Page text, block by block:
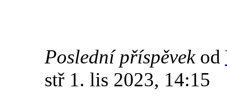
Poslední příspěvekod
stř 1. lis 2023, 14:15